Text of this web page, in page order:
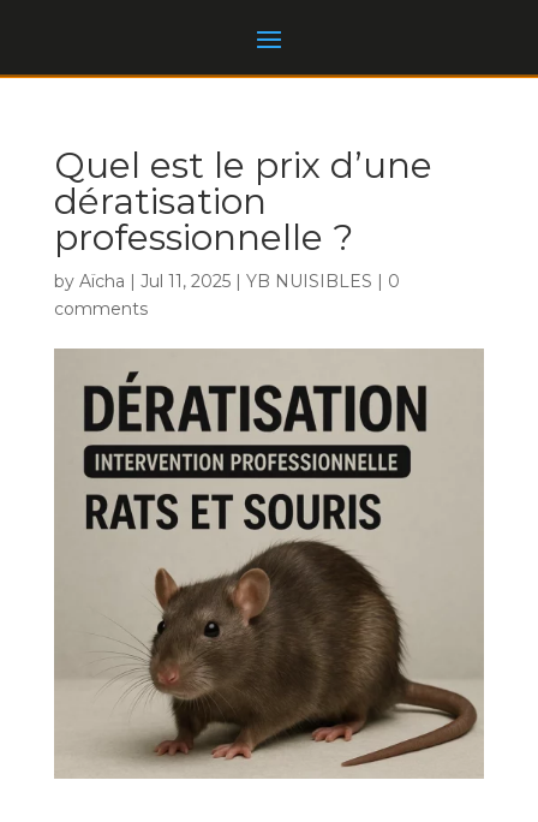
Quel est le prix d’une
dératisation
professionnelle ?
by Aïcha | Jul 11, 2025| YB NUISIBLES | 0
comments